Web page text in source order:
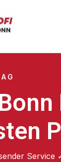
Service